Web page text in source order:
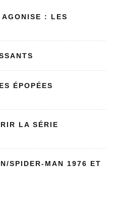
: LES
ÉPOPÉES
LA SÉRIE
SPIDER-MAN 1976 ET